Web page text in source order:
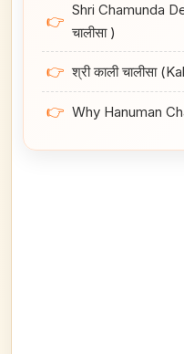
👉
Shri Chamunda
चालीसा )
👉 श्री काली चालीसा
👉 Why Hanuman